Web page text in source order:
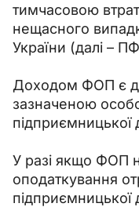
тимчасовою
нещасного
України (далі –
Доходом ФОП є
зазначеною
підприємницької
У разі якщо ФОП
оподаткування
підприємницької